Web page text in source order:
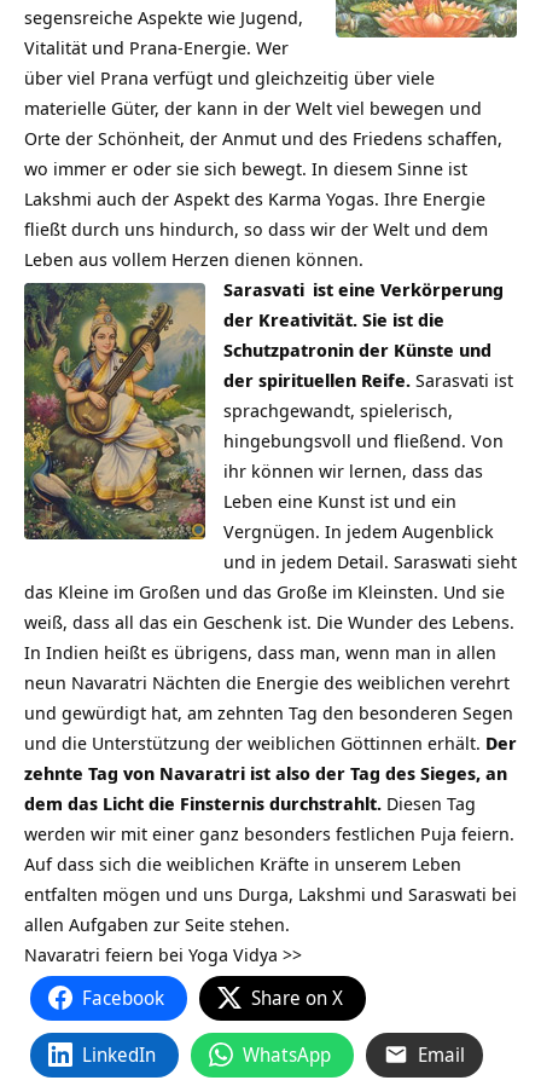
segensreiche Aspekte wie Jugend,
Vitalität und Prana-Energie. Wer
über viel Prana verfügt und gleichzeitig über viele
materielle Güter, der kann in der Welt viel bewegen und
Orte der Schönheit, der Anmut und des Friedens schaffen,
wo immer er oder sie sich bewegt. In diesem Sinne ist
Lakshmi auch der Aspekt des Karma Yogas. Ihre Energie
fließt durch uns hindurch, so dass wir der Welt und dem
Leben aus vollem Herzen dienen können.
Sarasvati ist eine Verkörperung
der Kreativität. Sie ist die
Schutzpatronin der Künste und
der spirituellen Reife. Sarasvati ist
sprachgewandt, spielerisch,
hingebungsvoll und fließend. Von
ihr können wir lernen, dass das
Leben eine Kunst ist und ein
Vergnügen. In jedem Augenblick
und in jedem Detail. Saraswati sieht
das Kleine im Großen und das Große im Kleinsten. Und sie
weiß, dass all das ein Geschenk ist. Die Wunder des Lebens.
In Indien heißt es übrigens, dass man, wenn man in allen
neun Navaratri Nächten die Energie des weiblichen verehrt
und gewürdigt hat, am zehnten Tag den besonderen Segen
und die Unterstützung der weiblichen Göttinnen erhält. Der
zehnte Tag von Navaratri ist also der Tag des Sieges, an
dem das Licht die Finsternis durchstrahlt. Diesen Tag
werden wir mit einer ganz besonders festlichen Puja feiern.
Auf dass sich die weiblichen Kräfte in unserem Leben
entfalten mögen und uns Durga, Lakshmi und Saraswati bei
allen Aufgaben zur Seite stehen.
Navaratri feiern bei Yoga Vidya >>
Facebook Share on X
LinkedIn WhatsApp Email